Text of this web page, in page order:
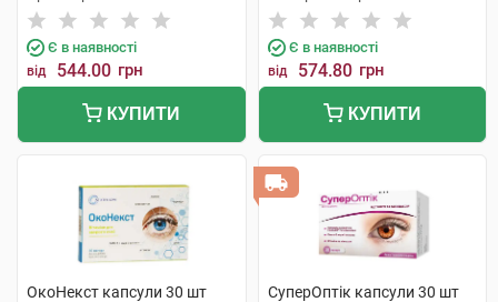
Є в наявності
від 544.00 грн
КУПИТИ
Є в наявності
від 574.80 грн
КУПИТИ
ОкоНекст капсули 30 шт СуперОптік капсули 30 шт